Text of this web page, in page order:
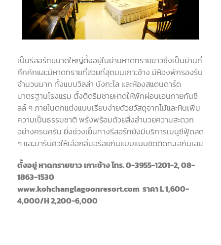
เป็นรีสอร์ทขนาดใหญ่ตั้งอยู่ในย่านหาดทรายขาวซึ่งเป็นย่านที่
คึกคักและมีหาดทรายที่สวยที่สุดบนเกาะช้าง มีห้องพักรองรับ
จำนวนมาก ทั้งแบบวิลล่า บังกะโล และห้องสแตนดาร์ด
มาตรฐานโรงแรม ตั้งติดริมชายหาดให้พักผ่อนเอนกายกันชิ
ลล์ ๆ ภายในตกแต่งแบบเรียบง่ายด้วยวัสดุจากไม้และหินเพิ่ม
ความเป็นธรรมชาติ พรั่งพร้อมด้วยสิ่งอำนวยความสะดวก
อย่างครบครัน ยิ่งช่วงเย็นทางรีสอร์ทยังมีบริการเมนูซีฟู้ดสด
ๆ และบาร์บีคิวให้เลือกอิ่มอร่อยกันแบบแนบชิดติดทะเลกันเลย
ตั้งอยู่ หาดทรายขาว เกาะช้าง โทร. 0-3955-1201-2, 08-
1863-1530
www.kohchanglagoonresort.com ราคา L 1,600-
4,000/H 2,200-6,000